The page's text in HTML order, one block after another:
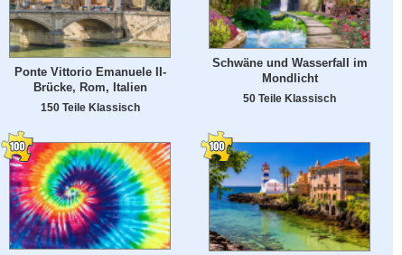
Ponte Vittorio Emanuele II-
Brücke, Rom, Italien
150 Teile Klassisch
Schwäne und Wasserfall im
Mondlicht
50 Teile Klassisch